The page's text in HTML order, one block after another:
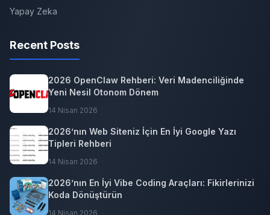
Yapay Zeka
Recent Posts
2026 OpenClaw Rehberi: Veri Madenciliğinde
Yeni Nesil Otonom Dönem
14 Nisan 2026
2026’nın Web Siteniz İçin En İyi Google Yazı
Tipleri Rehberi
14 Nisan 2026
2026’nın En İyi Vibe Coding Araçları: Fikirlerinizi
Koda Dönüştürün
14 Nisan 2026